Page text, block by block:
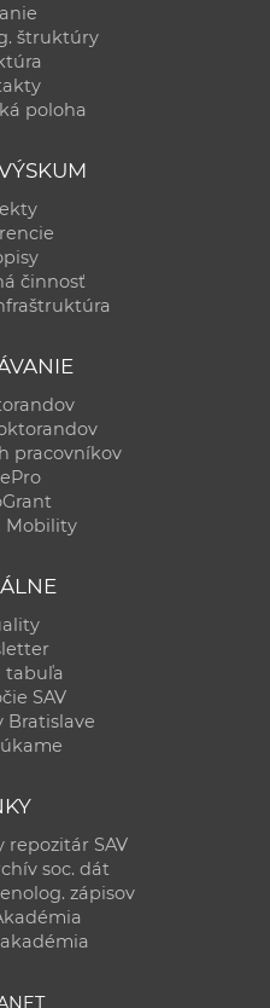
štruktúry
poloha
činnosť
pracovníkov
Mobility
tabuľa
SAV
Bratislave
SAV
soc. dát
zápisov